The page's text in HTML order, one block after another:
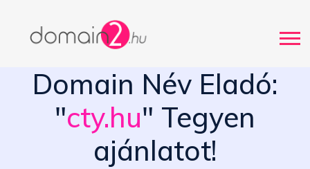
Domain Név Eladó:
"cty.hu" Tegyen
ajánlatot!